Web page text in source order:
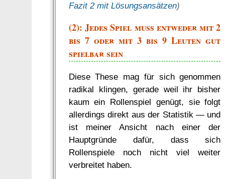
Fazit 2 mit Lösungsansätzen)
(2): Jedes Spiel muss entweder mit 2
bis 7 oder mit 3 bis 9 Leuten gut
spielbar sein
Diese These mag für sich genommen
radikal klingen, gerade weil ihr bisher
kaum ein Rollenspiel genügt, sie folgt
allerdings direkt aus der Statistik — und
ist meiner Ansicht nach einer der
Hauptgründe dafür, dass sich
Rollenspiele noch nicht viel weiter
verbreitet haben.